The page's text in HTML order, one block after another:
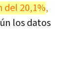
del 20,1%,
los datos